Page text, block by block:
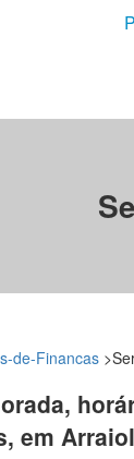
de-Financas >
em